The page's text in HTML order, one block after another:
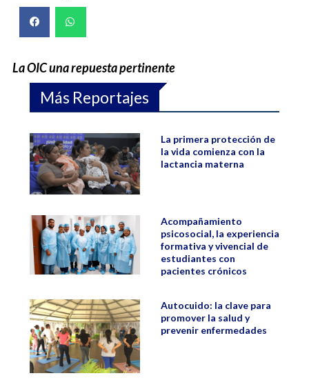
La OIC una repuesta pertinente
Más Reportajes
La primera protección de
la vida comienza con la
lactancia materna
Acompañamiento
psicosocial, la experiencia
formativa y vivencial de
estudiantes con
pacientes crónicos
Autocuido: la clave para
promover la salud y
prevenir enfermedades